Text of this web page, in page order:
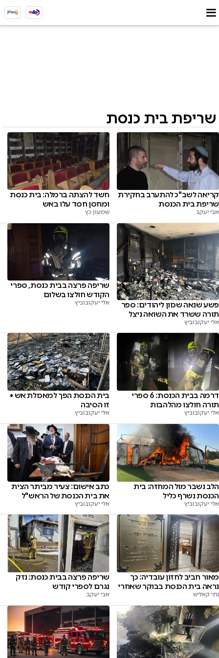
שריפת בית כנסת
קריאה לשב"כ להתערב בחקירת
שריפת בית הכנסת
אבי יעקב
חשד להצתה ברמלה: בית כנסת
ומחסן חסד עלו באש
שמעון כץ
פשע שנאה שכוון ליהודים: ספר
תורה ששרד את השואה ניצל
אלי יעקובוביץ
שריפה פרצה בבית כנסת, ספרי
הקודש חולצו בשלום
אלי יעקובוביץ
דרמה בבית הכנסת: 6 ספרי
תורה חולצו מהלהבות
אלי יעקובוביץ
בית הכנסת הפך למאכולת אש •
זו הסיבה
אלי יעקובוביץ
הלב נשבר מול המחזה: בית
הכנסת נשרף כליל
אלי יעקובוביץ
כתב אישום: צעיר מביתר הצית
את בית הכנסת של הראש"ל
אלי יעקובוביץ
מאור חביב לחזון עובדיה: כך
נראה בית הכנסת בבוקר שאחרי
נתי קאליש
שריפה פרצה בבית כנסת: נזק
נגרם לספרי קודש
אבי יעקב